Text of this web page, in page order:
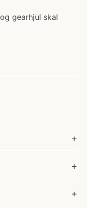
gearhjul skal